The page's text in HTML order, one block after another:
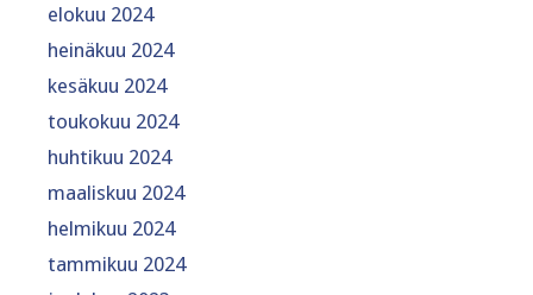
elokuu 2024
heinäkuu 2024
kesäkuu 2024
toukokuu 2024
huhtikuu 2024
maaliskuu 2024
helmikuu 2024
tammikuu 2024